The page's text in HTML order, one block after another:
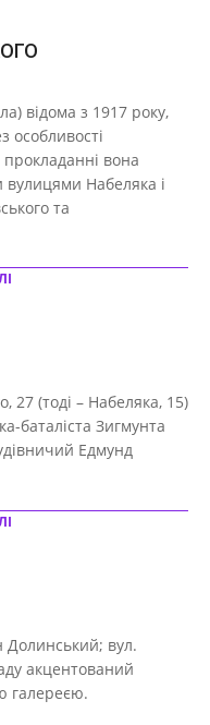
відома з 1917 року,
особливості
вона
вулицями Набеляка і
та
27 (тоді – Набеляка, 15)
баталіста Зигмунта
Едмунд
Долинський; вул.
акцентований
галереєю.